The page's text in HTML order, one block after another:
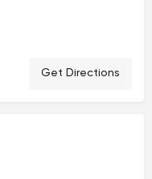
Get Directions